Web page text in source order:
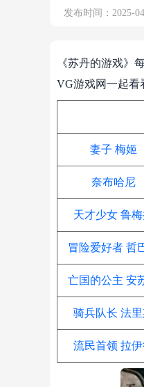
发布时间：2025-
《苏丹的游戏》
VG游戏网一起看
妻子 梅姬
奈布哈尼
天才少女 鲁
冒险爱好者 哲
亡国的公主 安
骑兵队长 法
流民首领 拉